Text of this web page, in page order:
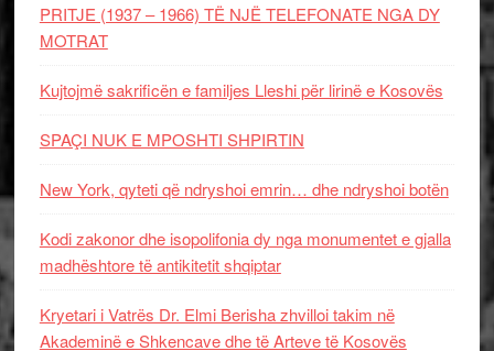
PRITJE (1937 – 1966) TË NJË TELEFONATE NGA DY
MOTRAT
Kujtojmë sakrificën e familjes Lleshi për lirinë e Kosovës
SPAÇI NUK E MPOSHTI SHPIRTIN
New York, qyteti që ndryshoi emrin… dhe ndryshoi botën
Kodi zakonor dhe isopolifonia dy nga monumentet e gjalla
madhështore të antikitetit shqiptar
Kryetari i Vatrës Dr. Elmi Berisha zhvilloi takim në
Akademinë e Shkencave dhe të Arteve të Kosovës